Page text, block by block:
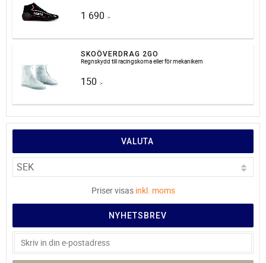
1 690 :-
SKOÖVERDRAG 2GO
Regnskydd till racingskorna eller för mekanikern
150 :-
VALUTA
Priser visas inkl. moms
NYHETSBREV